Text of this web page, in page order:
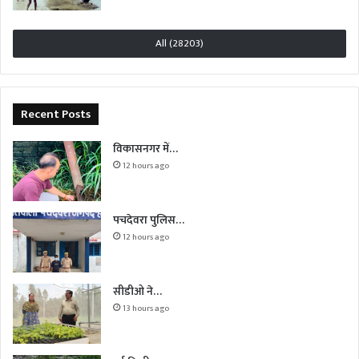
All (28203)
Recent Posts
विकासनगर में…
12 hours ago
पचदेवरा पुलिस…
12 hours ago
सीडीओ ने…
13 hours ago